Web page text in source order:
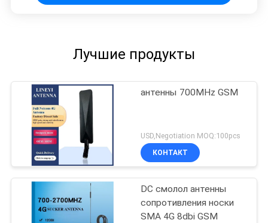
Лучшие продукты
антенны 700MHz GSM
USD,Negotiation MOQ:100pcs
КОНТАКТ
DC смолол антенны
сопротивления носки
SMA 4G 8dbi GSM